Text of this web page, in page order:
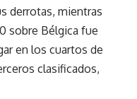
derrotas, mientras
sobre Bélgica fue
en los cuartos de
clasificados,